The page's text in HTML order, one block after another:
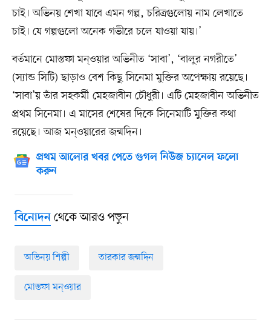
চাই। অভিনয় শেখা যাবে এমন গল্প, চরিত্রগুলোয় নাম লেখাতে
চাই। যে গল্পগুলো অনেক গভীরে চলে যাওয়া যায়।’
বর্তমানে মোস্তফা মন্ওয়ার অভিনীত ‘সাবা’, ‘বালুর নগরীতে’
(স্যান্ড সিটি) ছাড়াও বেশ কিছু সিনেমা মুক্তির অপেক্ষায় রয়েছে।
‘সাবা’য় তাঁর সহকর্মী মেহজাবীন চৌধুরী। এটি মেহজাবীন অভিনীত
প্রথম সিনেমা। এ মাসের শেষের দিকে সিনেমাটি মুক্তির কথা
রয়েছে। আজ মন্‌ওয়ারের জন্মদিন।
প্রথম আলোর খবর পেতে গুগল নিউজ চ্যানেল ফলো
করুন
বিনোদনথেকে আরও পড়ুন
অভিনয় শিল্পী তারকার জন্মদিন
মোস্তফা মন্ওয়ার